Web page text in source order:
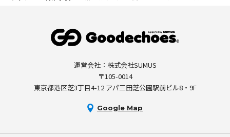
運営会社：株式会社SUMUS
〒105-0014
東京都港区芝3丁目4-12 アパ三田芝公園駅前ビル8・9F
Google Map